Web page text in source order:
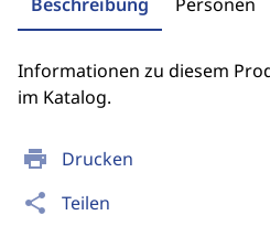
print Drucken
share Teilen
Informationen zu diesem
im Katalog.